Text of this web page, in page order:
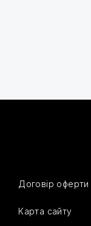
Договір оферти
Карта сайту